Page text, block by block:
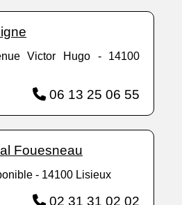
Victor Hugo - 14100
06 13 25 06 55
Fouesneau
- 14100 Lisieux
02 31 31 02 02